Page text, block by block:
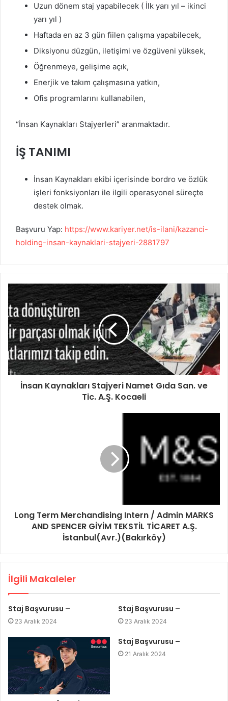
Uzun dönem staj yapabilecek ( İlk yarı yıl – ikinci
yarı yıl )
Haftada en az 3 gün fiilen çalışma yapabilecek,
Diksiyonu düzgün, iletişimi ve özgüveni yüksek,
Öğrenmeye, gelişime açık,
Enerjik ve takım çalışmasına yatkın,
Ofis programlarını kullanabilen,
“İnsan Kaynakları Stajyerleri” aranmaktadır.
İŞ TANIMI
İnsan Kaynakları ekibi içerisinde bordro ve özlük
işleri fonksiyonları ile ilgili operasyonel süreçte
destek olmak.
Başvuru Yap: https://www.kariyer.net/is-ilani/kazanci-
holding-insan-kaynaklari-stajyeri-2881797
İnsan Kaynakları Stajyeri Namet Gıda San. ve
Tic. A.Ş. Kocaeli
Long Term Merchandising Intern / Admin MARKS
AND SPENCER GİYİM TEKSTİL TİCARET A.Ş.
İstanbul(Avr.)(Bakırköy)
İlgili Makaleler
Staj Başvurusu –
23 Aralık 2024
Staj Başvurusu –
23 Aralık 2024
Staj Başvurusu –
21 Aralık 2024